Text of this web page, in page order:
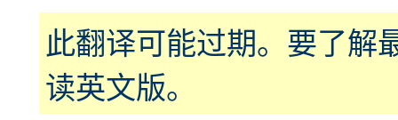
此翻译可能过期。要了解
读英文版。